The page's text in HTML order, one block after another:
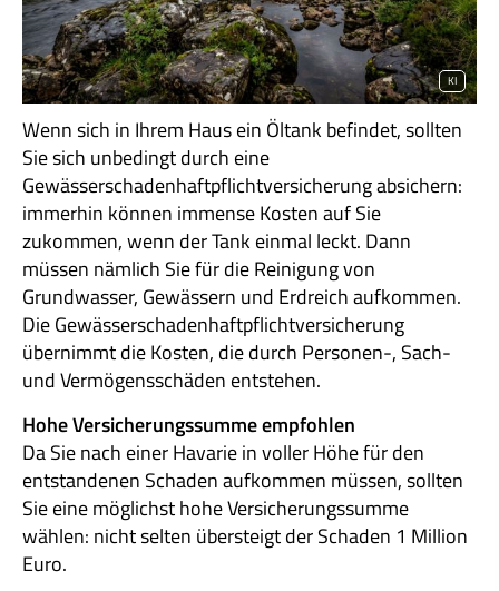
KI
Wenn sich in Ihrem Haus ein Öltank befindet, sollten
Sie sich unbedingt durch eine
Gewässerschadenhaftpflichtversicherung absichern:
immerhin können immense Kosten auf Sie
zukommen, wenn der Tank einmal leckt. Dann
müssen nämlich Sie für die Reinigung von
Grundwasser, Gewässern und Erdreich aufkommen.
Die Gewässerschadenhaftpflichtversicherung
übernimmt die Kosten, die durch Per­sonen-, Sach-
und Vermögensschäden entstehen.
Hohe Versicherungssumme empfohlen
Da Sie nach einer Havarie in voller Höhe für den
entstandenen Schaden aufkommen müssen, sollten
Sie eine möglichst hohe Versicherungssumme
wählen: nicht selten übersteigt der Schaden 1 Million
Euro.